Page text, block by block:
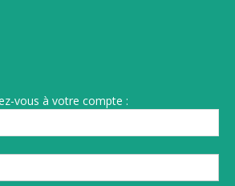
vous à votre compte :